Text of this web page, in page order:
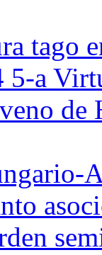
tago
a
de